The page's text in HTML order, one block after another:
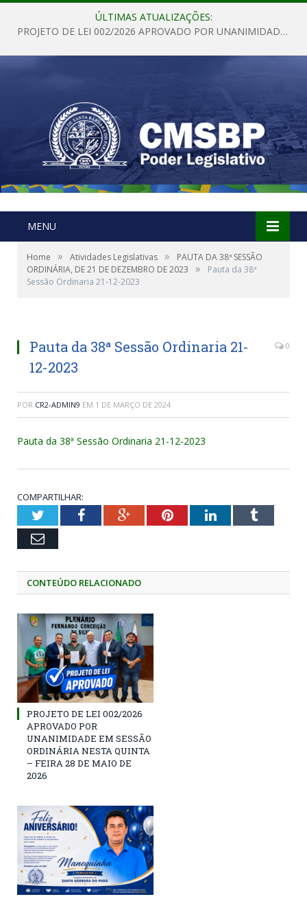
ÚLTIMAS ATUALIZAÇÕES:
PROJETO DE LEI 002/2026 APROVADO POR UNANIMIDADE EM SESSÃO ORDINÁRIA NESTA QUINTA – FEIRA 28 DE MAIO DE 2026
MENU
Home » Atividades Legislativas »
PAUTA DA 38ª SESSÃO
ORDINÁRIA, DE 21 DE DEZEMBRO DE 2023
»
Pauta da 38ª
Sessão Ordinaria 21-12-2023
Pauta da 38ª Sessão Ordinaria 21-
12-2023
0
POR CR2-ADMIN9 EM 1 DE MARÇO DE 2024
Pauta da 38ª Sessão Ordinaria 21-12-2023
COMPARTILHAR:
TwitterFacebookGoogle+PinterestLinkedInTumblr
Email
CONTEÚDO RELACIONADO
PROJETO DE LEI 002/2026
APROVADO POR
UNANIMIDADE EM SESSÃO
ORDINÁRIA NESTA QUINTA
– FEIRA 28 DE MAIO DE
2026